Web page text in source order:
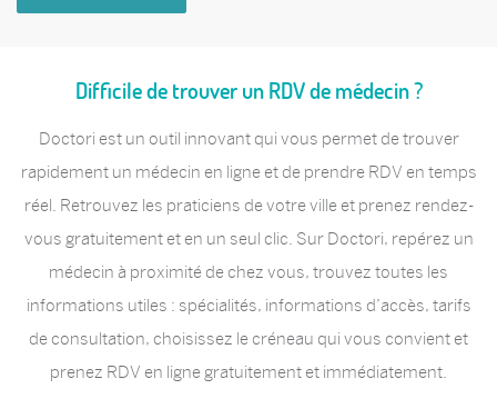
Difficile de trouver un RDV de médecin ?
Doctori est un outil innovant qui vous permet de trouver
rapidement un médecin en ligne et de prendre RDV en temps
réel. Retrouvez les praticiens de votre ville et prenez rendez-
vous gratuitement et en un seul clic. Sur Doctori, repérez un
médecin à proximité de chez vous, trouvez toutes les
informations utiles : spécialités, informations d’accès, tarifs
de consultation, choisissez le créneau qui vous convient et
prenez RDV en ligne gratuitement et immédiatement.